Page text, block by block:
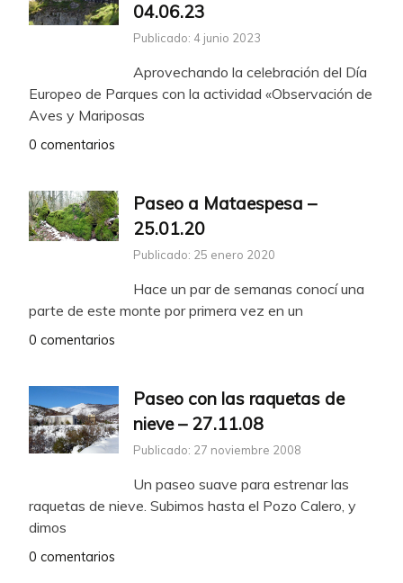
04.06.23
Publicado: 4 junio 2023
Aprovechando la celebración del Día
Europeo de Parques con la actividad «Observación de
Aves y Mariposas
0 comentarios
Paseo a Mataespesa –
25.01.20
Publicado: 25 enero 2020
Hace un par de semanas conocí una
parte de este monte por primera vez en un
0 comentarios
Paseo con las raquetas de
nieve – 27.11.08
Publicado: 27 noviembre 2008
Un paseo suave para estrenar las
raquetas de nieve. Subimos hasta el Pozo Calero, y
dimos
0 comentarios